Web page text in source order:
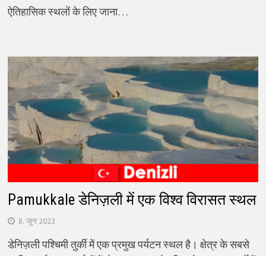
ऐतिहासिक स्थलों के लिए जाना…
Pamukkale डेनिज़ली में एक विश्व विरासत स्थल
8. जून 2023
डेनिज़ली पश्चिमी तुर्की में एक प्रमुख पर्यटन स्थल है। क्षेत्र के सबसे